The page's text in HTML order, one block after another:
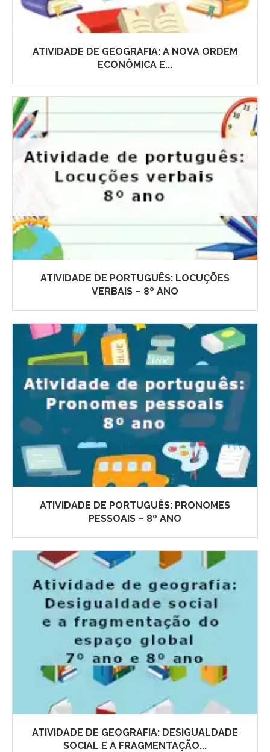
ATIVIDADE DE GEOGRAFIA: A NOVA ORDEM
ECONÔMICA E...
ATIVIDADE DE PORTUGUÊS: LOCUÇÕES
VERBAIS – 8º ANO
ATIVIDADE DE PORTUGUÊS: PRONOMES
PESSOAIS – 8º ANO
ATIVIDADE DE GEOGRAFIA: DESIGUALDADE
SOCIAL E A FRAGMENTAÇÃO...